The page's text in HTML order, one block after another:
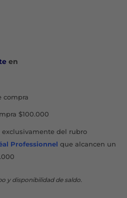
en
$100.000
del rubro
Professionnel que alcancen un
y disponibilidad de saldo.